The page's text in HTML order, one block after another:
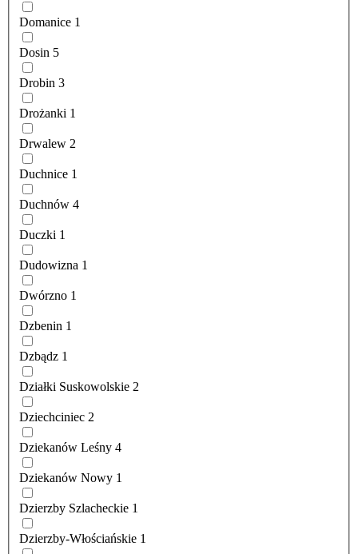
Domanice 1
Dosin 5
Drobin 3
Drożanki 1
Drwalew 2
Duchnice 1
Duchnów 4
Duczki 1
Dudowizna 1
Dwórzno 1
Dzbenin 1
Dzbądz 1
Działki Suskowolskie 2
Dziechciniec 2
Dziekanów Leśny 4
Dziekanów Nowy 1
Dzierzby Szlacheckie 1
Dzierzby-Włościańskie 1